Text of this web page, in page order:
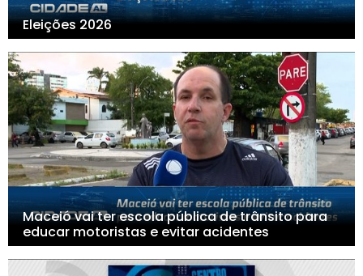
Eleições 2026
Maceió vai ter escola pública de trânsito para
educar motoristas e evitar acidentes